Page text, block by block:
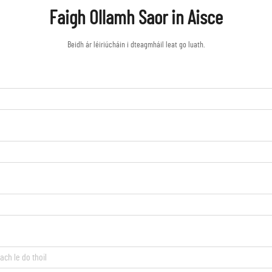
Faigh Ollamh Saor in Aisce
Beidh ár léiriúcháin i dteagmháil leat go luath.